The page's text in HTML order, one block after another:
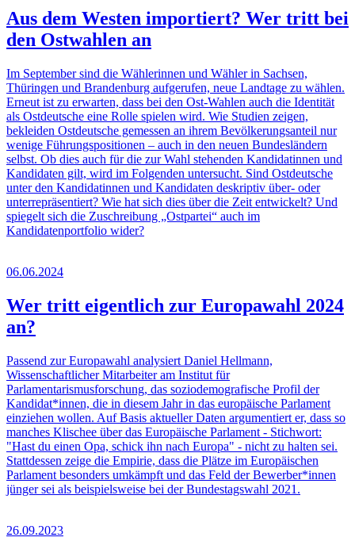
Aus dem Westen importiert? Wer tritt bei
den Ostwahlen an
Im September sind die Wählerinnen und Wähler in Sachsen,
Thüringen und Brandenburg aufgerufen, neue Landtage zu wählen.
Erneut ist zu erwarten, dass bei den Ost-Wahlen auch die Identität
als Ostdeutsche eine Rolle spielen wird. Wie Studien zeigen,
bekleiden Ostdeutsche gemessen an ihrem Bevölkerungsanteil nur
wenige Führungspositionen – auch in den neuen Bundesländern
selbst. Ob dies auch für die zur Wahl stehenden Kandidatinnen und
Kandidaten gilt, wird im Folgenden untersucht. Sind Ostdeutsche
unter den Kandidatinnen und Kandidaten deskriptiv über- oder
unterrepräsentiert? Wie hat sich dies über die Zeit entwickelt? Und
spiegelt sich die Zuschreibung „Ostpartei“ auch im
Kandidatenportfolio wider?
06.06.2024
Wer tritt eigentlich zur Europawahl 2024
an?
Passend zur Europawahl analysiert Daniel Hellmann,
Wissenschaftlicher Mitarbeiter am Institut für
Parlamentarismusforschung, das soziodemografische Profil der
Kandidat*innen, die in diesem Jahr in das europäische Parlament
einziehen wollen. Auf Basis aktueller Daten argumentiert er, dass so
manches Klischee über das Europäische Parlament - Stichwort:
"Hast du einen Opa, schick ihn nach Europa" - nicht zu halten sei.
Stattdessen zeige die Empirie, dass die Plätze im Europäischen
Parlament besonders umkämpft und das Feld der Bewerber*innen
jünger sei als beispielsweise bei der Bundestagswahl 2021.
26.09.2023